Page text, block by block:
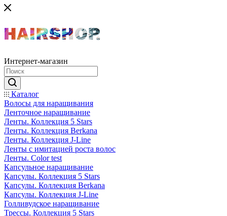
Интернет-магазин
Каталог
Волосы для наращивания
Ленточное наращивание
Ленты. Коллекция 5 Stars
Ленты. Коллекция Berkana
Ленты. Коллекция J-Line
Ленты с имитацией роста волос
Ленты. Color test
Капсульное наращивание
Капсулы. Коллекция 5 Stars
Капсулы. Коллекция Berkana
Капсулы. Коллекция J-Line
Голливудское наращивание
Трессы. Коллекция 5 Stars